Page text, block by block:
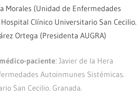
Morales (Unidad de Enfermedades
Clínico Universitario San Cecilio.
Ortega (Presidenta AUGRA)
paciente: Javier de la Hera
Autoinmunes Sistémicas.
San Cecilio. Granada.